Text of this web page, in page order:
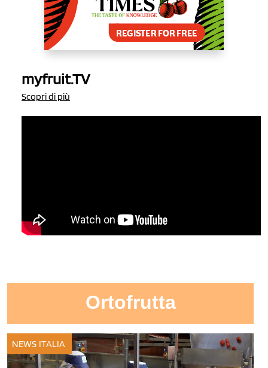
myfruit.TV
Scopri di più
Ortofrutta
NEWS ITALIA